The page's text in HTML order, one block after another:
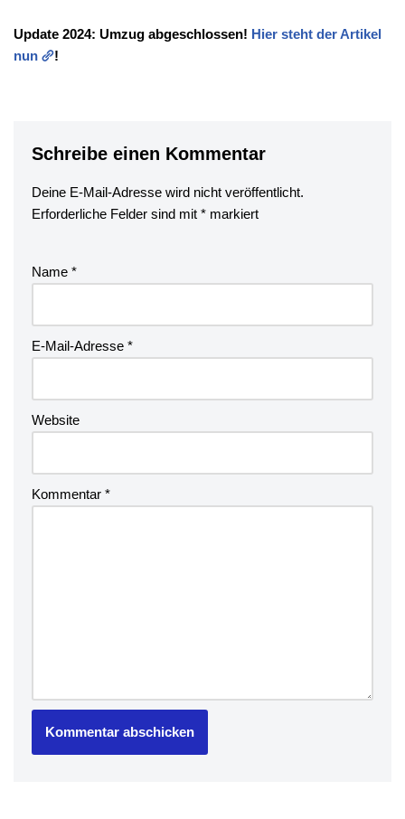
Update 2024: Umzug abgeschlossen! Hier steht der Artikel
nun
!
Schreibe einen Kommentar
Deine E-Mail-Adresse wird nicht veröffentlicht.
Erforderliche Felder sind mit * markiert
Name *
E-Mail-Adresse *
Website
Kommentar *